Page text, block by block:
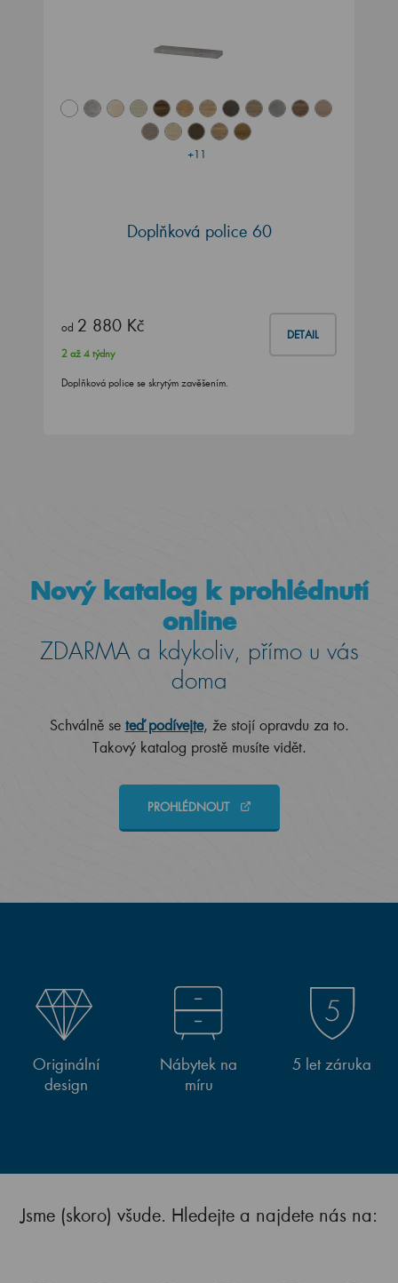
+11
Doplňková police 60
od 2 880 Kč DETAIL
2 až 4 týdny
Doplňková police se skrytým zavěšením.
Nový katalog k prohlédnutí
online
ZDARMA a kdykoliv, přímo u vás
doma
Schválně se teď podívejte, že stojí opravdu za to.
Takový katalog prostě musíte vidět.
PROHLÉDNOUT
Originální
design
Nábytek na
míru
5 let záruka
Jsme (skoro) všude. Hledejte a najdete nás na: